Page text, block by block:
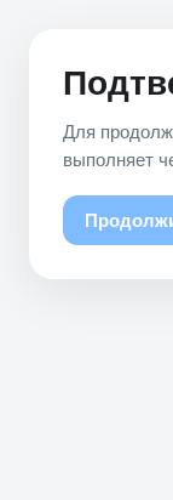
Для
выполняет